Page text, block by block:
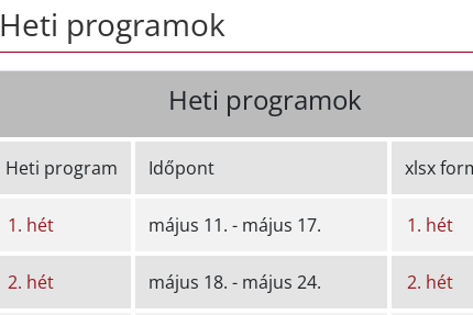
Heti programok
Heti programok
Heti program Időpont xlsx
1. hét május 11. - május 17. 1. hét
2. hét május 18. - május 24. 2. hét